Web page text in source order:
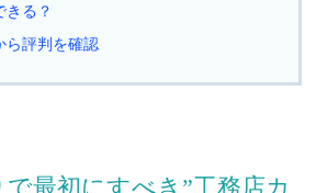
きる？
ら評判を確認